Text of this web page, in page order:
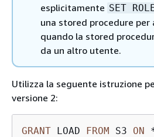
esplicitamente SET
una stored procedure
quando la stored
da un altro utente.
Utilizza la seguente istruzione
versione 2:
GRANT LOAD FROM S3 ON